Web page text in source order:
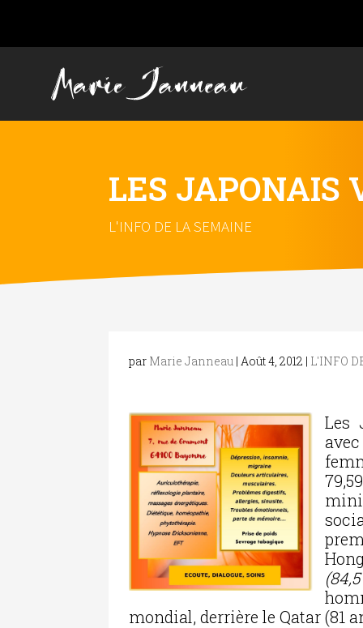
LES JAPONAIS
L'INFO DE LA SEMAINE
par Marie Janneau |Août 4, 2012 | L'INFO
Les
mondial, derrière le Qatar (81